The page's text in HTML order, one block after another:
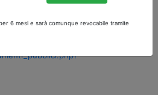
6 mesi e sarà comunque revocabile tramite